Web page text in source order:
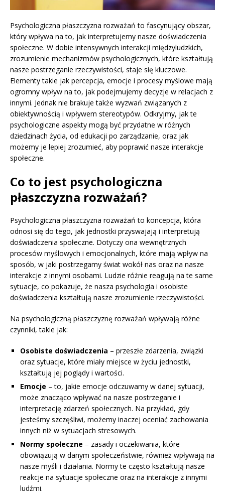
Psychologiczna płaszczyzna rozważań to fascynujący obszar,
który wpływa na to, jak interpretujemy nasze doświadczenia
społeczne. W dobie intensywnych interakcji międzyludzkich,
zrozumienie mechanizmów psychologicznych, które kształtują
nasze postrzeganie rzeczywistości, staje się kluczowe.
Elementy takie jak percepcja, emocje i procesy myślowe mają
ogromny wpływ na to, jak podejmujemy decyzje w relacjach z
innymi. Jednak nie brakuje także wyzwań związanych z
obiektywnością i wpływem stereotypów. Odkryjmy, jak te
psychologiczne aspekty mogą być przydatne w różnych
dziedzinach życia, od edukacji po zarządzanie, oraz jak
możemy je lepiej zrozumieć, aby poprawić nasze interakcje
społeczne.
Co to jest psychologiczna
płaszczyzna rozważań?
Psychologiczna płaszczyzna rozważań to koncepcja, która
odnosi się do tego, jak jednostki przyswajają i interpretują
doświadczenia społeczne. Dotyczy ona wewnętrznych
procesów myślowych i emocjonalnych, które mają wpływ na
sposób, w jaki postrzegamy świat wokół nas oraz na nasze
interakcje z innymi osobami. Ludzie różnie reagują na te same
sytuacje, co pokazuje, że nasza psychologia i osobiste
doświadczenia kształtują nasze zrozumienie rzeczywistości.
Na psychologiczną płaszczyznę rozważań wpływają różne
czynniki, takie jak:
Osobiste doświadczenia – przeszłe zdarzenia, związki
oraz sytuacje, które miały miejsce w życiu jednostki,
kształtują jej poglądy i wartości.
Emocje – to, jakie emocje odczuwamy w danej sytuacji,
może znacząco wpływać na nasze postrzeganie i
interpretację zdarzeń społecznych. Na przykład, gdy
jesteśmy szczęśliwi, możemy inaczej oceniać zachowania
innych niż w sytuacjach stresowych.
Normy społeczne – zasady i oczekiwania, które
obowiązują w danym społeczeństwie, również wpływają na
nasze myśli i działania. Normy te często kształtują nasze
reakcje na sytuacje społeczne oraz na interakcje z innymi
ludźmi.